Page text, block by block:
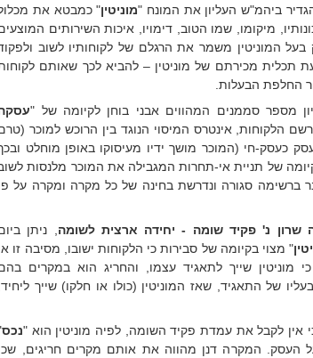
ביהמ"ש העליון את המונח "מוניטין" כמבטא את
מיקומו, שמו הטוב, דימויו, איכות השירותים
המוניטין משמר את הרגלם של לקוחותיו לשוב
תכלית מכירתם של מוניטין – להביא לכך שאותם
החלפת הבעלות.
מספר סממנים המהווים אבני בוחן לקיומה של "
הלקוחות, אינטרס המיסוי הנוגד בין הרוכש למוכר
של העסק כעסק-חי (המוכר מושך ידיו מעיסוקו באופן מוחלט
של תניית אי-תחרות המגבילה את המוכר מלנסות
ברשימה סגורה ונדרשת בחינה של כל מקרה ומקרה על
, ניתן
" מצוי בקיומה של סבירות כי הלקוחות ישובו, מסיבה זו
שייך לתאגיד עצמו, והחריג הוא במקרים
של התאגיד, שאז המוניטין (כולו או חלקו) שייך ליחיד,
אין לקבל את עמדת פקיד השומה, לפיה מוניטין הוא "נכס
העסק. המקרה דנן מהווה את אותם מקרים חריגים,